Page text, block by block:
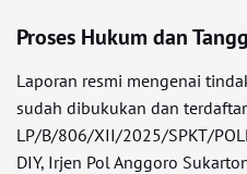
Proses Hukum dan
Laporan resmi mengenai
sudah dibukukan dan
LP/B/806/XII/2025/SPKT/
DIY, Irjen Pol Anggoro